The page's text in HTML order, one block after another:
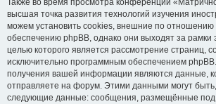
Также во время просмотра конференции
высшая точка развития технологий изучения
можем установить cookies, внешние по отношению
обеспечению phpBB, однако они выходят за рамки
целью которого является рассмотрение страниц,
исключительно программным обеспечением
получения вашей информации являются данные,
отправляете на форум. Этими данными могут
следующие данные: сообщения, размещённые под